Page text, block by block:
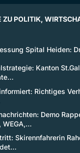
ZU POLITIK,
Spital Heiden:
Kanton
Richtiges
Demo
WEGA,…
Skirennfahrerin